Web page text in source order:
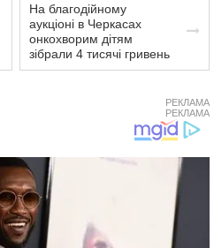
На благодійному
аукціоні в Черкасах
онкохворим дітям
зібрали 4 тисячі гривень
РЕКЛАМА
РЕКЛАМА